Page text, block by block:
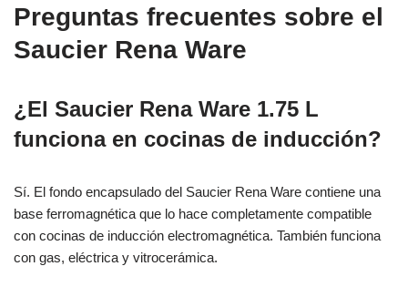
Preguntas frecuentes sobre el
Saucier Rena Ware
¿El Saucier Rena Ware 1.75 L
funciona en cocinas de inducción?
Sí. El fondo encapsulado del Saucier Rena Ware contiene una
base ferromagnética que lo hace completamente compatible
con cocinas de inducción electromagnética. También funciona
con gas, eléctrica y vitrocerámica.